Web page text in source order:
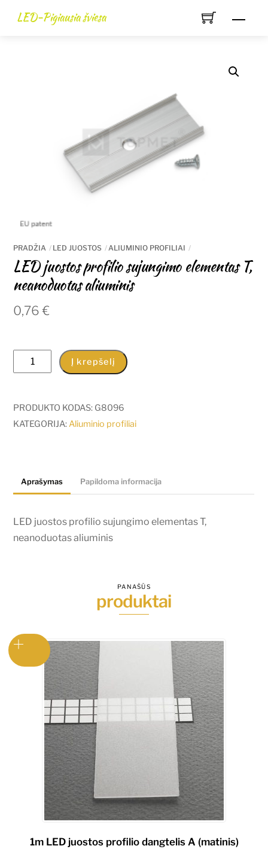
LED-Pigiausia šviesa
PRADŽIA LED JUOSTOS ALIUMINIO PROFILIAI
LED juostos profilio sujungimo elementas T,
neanoduotas aliuminis
0,76€
produkto
kiekis:
juostos
profilio
neanoduotas
Į krepšelį
PRODUKTO KODAS: G8096
KATEGORIJA:Aliuminio profiliai
Aprašymas Papildoma informacija
LED juostos profilio sujungimo elementas T,
neanoduotas aliuminis
PANAŠŪS
produktai
1m LED juostos profilio dangtelis A (matinis)